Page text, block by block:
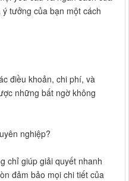
tưởng của bạn một cách
điều khoản, chi phí, và
những bất ngờ không
nghiệp?
chỉ giúp giải quyết nhanh
đảm bảo mọi chi tiết của